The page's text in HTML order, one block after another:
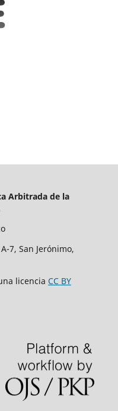
Arbitrada de la
7, San Jerónimo,
licencia CC BY